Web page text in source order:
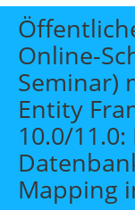
Online-
Seminar)
Entity
10.0/
Mapping